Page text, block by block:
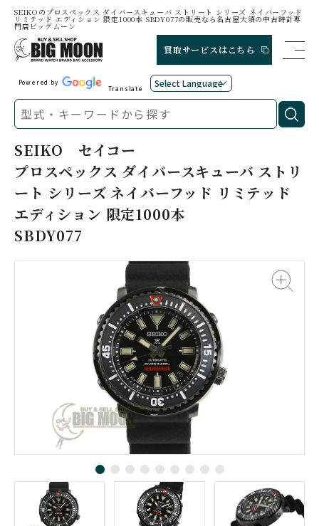
SEIKOのプロスペックス ダイバースキューバ ストリート シリーズ ネイバーフッド
リミテッド エディション 限定1000本 SBDY077の販売なら名古屋大須の中古時計専
門店ビッグムーン
買取サービスはこちら
Powered by
Translate
SEIKO セイコー
プロスペックス ダイバースキューバ ストリ
ート シリーズ ネイバーフッド リミテッド
エディション 限定1000本
SBDY077